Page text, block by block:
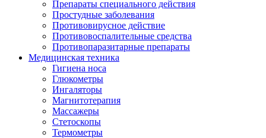
Препараты специального действия
Простудные заболевания
Противовирусное действие
Противовоспалительные средства
Противопаразитарные препараты
Медицинская техника
Гигиена носа
Глюкометры
Ингаляторы
Магнитотерапия
Массажеры
Стетоскопы
Термометры